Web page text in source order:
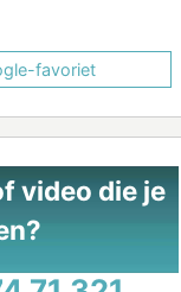
favoriet
video die je